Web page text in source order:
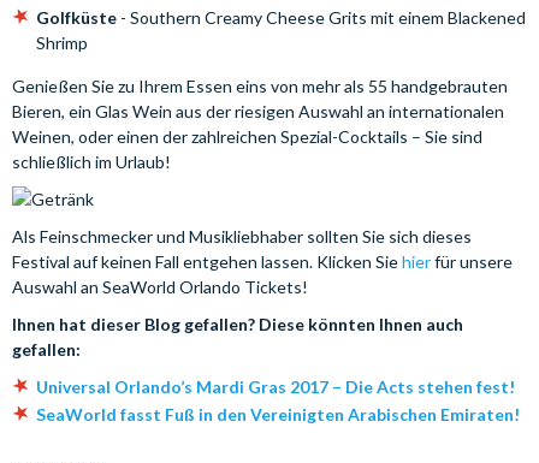
Golfküste - Southern Creamy Cheese Grits mit einem Blackened
Shrimp
Genießen Sie zu Ihrem Essen eins von mehr als 55 handgebrauten
Bieren, ein Glas Wein aus der riesigen Auswahl an internationalen
Weinen, oder einen der zahlreichen Spezial-Cocktails – Sie sind
schließlich im Urlaub!
Als Feinschmecker und Musikliebhaber sollten Sie sich dieses
Festival auf keinen Fall entgehen lassen. Klicken Siehierfür unsere
Auswahl an SeaWorld Orlando Tickets!
Ihnen hat dieser Blog gefallen? Diese könnten Ihnen auch
gefallen:
Universal Orlando’s Mardi Gras 2017 – Die Acts stehen fest!
SeaWorld fasst Fuß in den Vereinigten Arabischen Emiraten!